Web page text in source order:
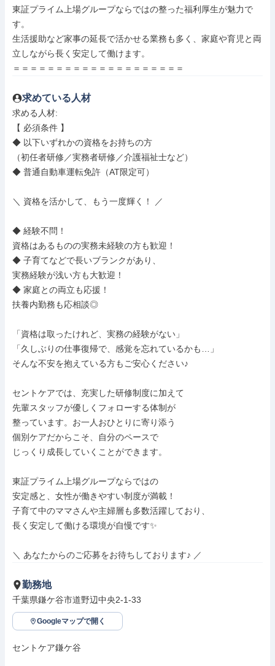
東証プライム上場グループならではの整った福利厚生が魅力で
す。
生活援助など家事の延長で活かせる業務も多く、家庭や育児と両
立しながら長く安定して働けます。
＝＝＝＝＝＝＝＝＝＝＝＝＝＝＝＝＝＝＝＝
求めている人材
求める人材:
【 必須条件 】
◆ 以下いずれかの資格をお持ちの方
（初任者研修／実務者研修／介護福祉士など）
◆ 普通自動車運転免許（AT限定可）
＼ 資格を活かして、もう一度輝く！ ／
◆ 経験不問！
資格はあるものの実務未経験の方も歓迎！
◆ 子育てなどで長いブランクがあり、
実務経験が浅い方も大歓迎！
◆ 家庭との両立も応援！
扶養内勤務も応相談◎
「資格は取ったけれど、実務の経験がない」
「久しぶりの仕事復帰で、感覚を忘れているかも…」
そんな不安を抱えている方もご安心ください♪
セントケアでは、充実した研修制度に加えて
先輩スタッフが優しくフォローする体制が
整っています。お一人おひとりに寄り添う
個別ケアだからこそ、自分のペースで
じっくり成長していくことができます。
東証プライム上場グループならではの
安定感と、女性が働きやすい制度が満載！
子育て中のママさんや主婦層も多数活躍しており、
長く安定して働ける環境が自慢です✨
＼ あなたからのご応募をお待ちしております♪ ／
勤務地
千葉県鎌ケ谷市道野辺中央2-1-33
Googleマップで開く
セントケア鎌ケ谷